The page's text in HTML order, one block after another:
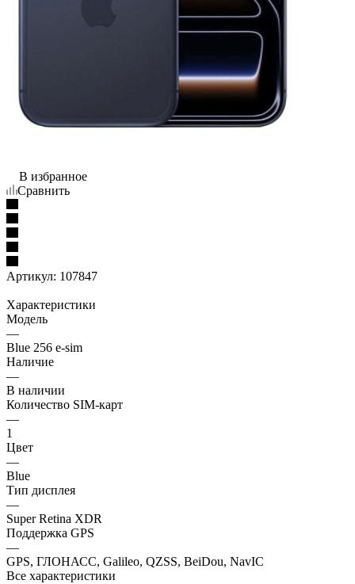
В избранное
Сравнить
Артикул: 107847
Характеристики
Модель
—
Blue 256 e-sim
Наличие
—
В наличии
Количество SIM-карт
—
1
Цвет
—
Blue
Тип дисплея
—
Super Retina XDR
Поддержка GPS
—
GPS, ГЛОНАСС, Galileo, QZSS, BeiDou, NavIC
Все характеристики